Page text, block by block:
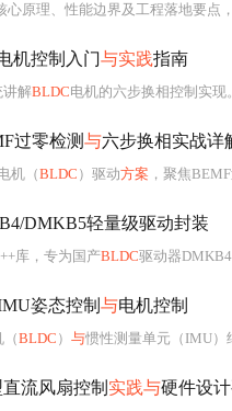
心原理、性能边界及工程落地要点
机控制入门与实践指南
解BLDC电机的六步换相控制实现。重点涵盖
过零检测与六步换相实战详
机（BLDC ）驱动方案 ，聚焦
DMKB5轻量级驱动封装
库，专为国产BLDC驱动器DMKB4
姿态控制 与电机控制
BLDC ） 与惯性测量单元（IMU）结合的
流风扇控制 实践与硬件设